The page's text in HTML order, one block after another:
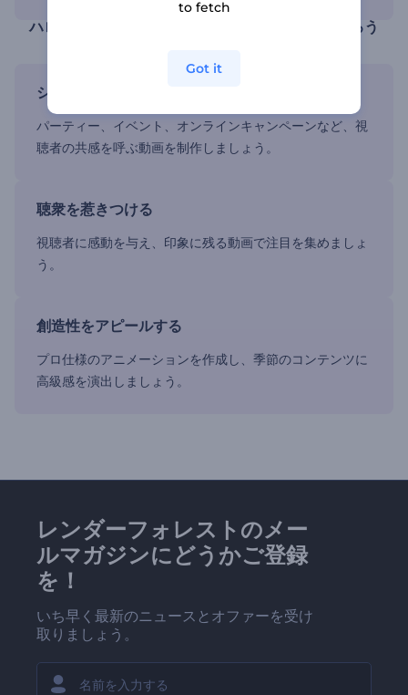
ハロウィーン動画作成ツールで不気味な動画を作ろう
シーズンをつかむ
パーティー、イベント、オンラインキャンペーンなど、視
聴者の共感を呼ぶ動画を制作しましょう。
聴衆を惹きつける
視聴者に感動を与え、印象に残る動画で注目を集めましょ
う。
創造性をアピールする
プロ仕様のアニメーションを作成し、季節のコンテンツに
高級感を演出しましょう。
レンダーフォレストのメー
ルマガジンにどうかご登録
を！
いち早く最新のニュースとオファーを受け
取りましょう。
to fetch
Got it